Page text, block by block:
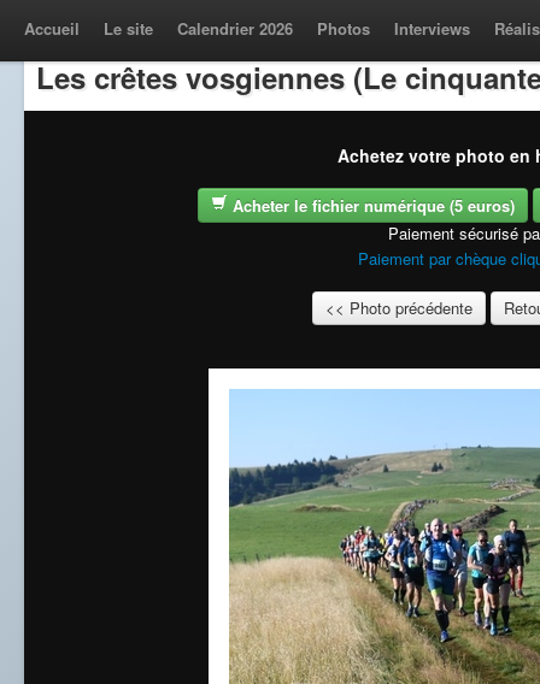
Accueil Le site Calendrier 2026 Photos Interviews
Les crêtes vosgiennes (Le
Achetez votre photo en
Acheter le fichier numérique (5 euros)
Paiement sécurisé
Paiement par chèque
<< Photo précédente